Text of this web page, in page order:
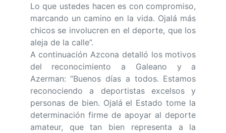
Lo que ustedes hacen es con compromiso,
marcando un camino en la vida. Ojalá más
chicos se involucren en el deporte, que los
aleja de la calle”.
A continuación Azcona detalló los motivos
del reconocimiento a Galeano y a
Azerman: “Buenos días a todos. Estamos
reconociendo a deportistas excelsos y
personas de bien. Ojalá el Estado tome la
determinación firme de apoyar al deporte
amateur, que tan bien representa a la